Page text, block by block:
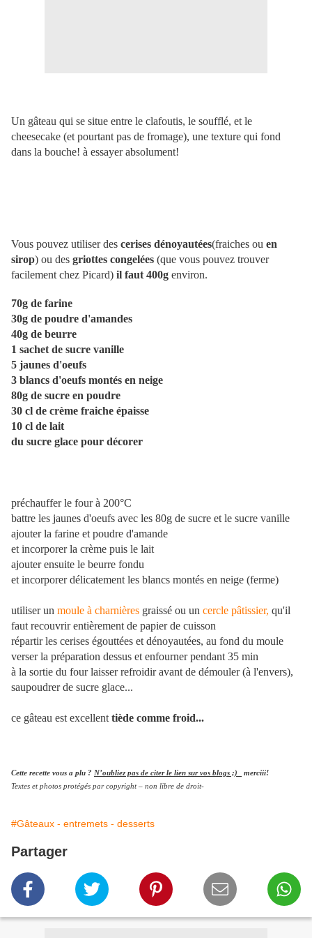
Un gâteau qui se situe entre le clafoutis, le soufflé, et le
cheesecake (et pourtant pas de fromage), une texture qui fond
dans la bouche! à essayer absolument!
Vous pouvez utiliser des cerises dénoyautées(fraiches ou en
sirop) ou des griottes congelées (que vous pouvez trouver
facilement chez Picard) il faut 400g environ.
70g de farine
30g de poudre d'amandes
40g de beurre
1 sachet de sucre vanille
5 jaunes d'oeufs
3 blancs d'oeufs montés en neige
80g de sucre en poudre
30 cl de crème fraiche épaisse
10 cl de lait
du sucre glace pour décorer
préchauffer le four à 200°C
battre les jaunes d'oeufs avec les 80g de sucre et le sucre vanille
ajouter la farine et poudre d'amande
et incorporer la crème puis le lait
ajouter ensuite le beurre fondu
et incorporer délicatement les blancs montés en neige (ferme)
utiliser un moule à charnières graissé ou un cercle pâtissier, qu'il
faut recouvrir entièrement de papier de cuisson
répartir les cerises égouttées et dénoyautées, au fond du moule
verser la préparation dessus et enfourner pendant 35 min
à la sortie du four laisser refroidir avant de démouler (à l'envers),
saupoudrer de sucre glace...
ce gâteau est excellent tiède comme froid...
Cette recette vous a plu ? N’oubliez pas de citer le lien sur vos blogs ;)
merciii!
Textes et photos protégés par copyright – non libre de droit-
#Gâteaux - entremets - desserts
Partager